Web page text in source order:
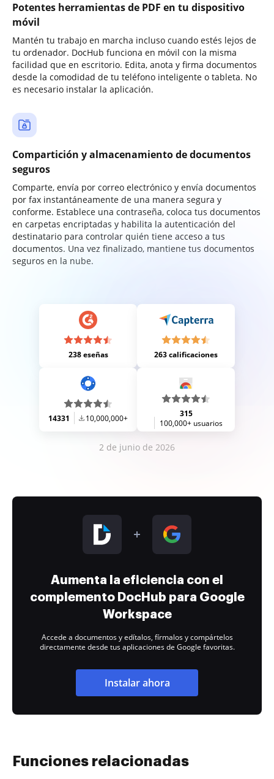
Potentes herramientas de PDF en tu dispositivo
móvil
Mantén tu trabajo en marcha incluso cuando estés lejos de
tu ordenador. DocHub funciona en móvil con la misma
facilidad que en escritorio. Edita, anota y firma documentos
desde la comodidad de tu teléfono inteligente o tableta. No
es necesario instalar la aplicación.
Compartición y almacenamiento de documentos
seguros
Comparte, envía por correo electrónico y envía documentos
por fax instantáneamente de una manera segura y
conforme. Establece una contraseña, coloca tus documentos
en carpetas encriptadas y habilita la autenticación del
destinatario para controlar quién tiene acceso a tus
documentos. Una vez finalizado, mantiene tus documentos
seguros en la nube.
238 eseñas 263 calificaciones
14331 10,000,000+
315
100,000+ usuarios
2 de junio de 2026
Aumenta la eficiencia con el
complemento DocHub para Google
Workspace
Accede a documentos y edítalos, fírmalos y compártelos
directamente desde tus aplicaciones de Google favoritas.
Instalar ahora
Funciones relacionadas